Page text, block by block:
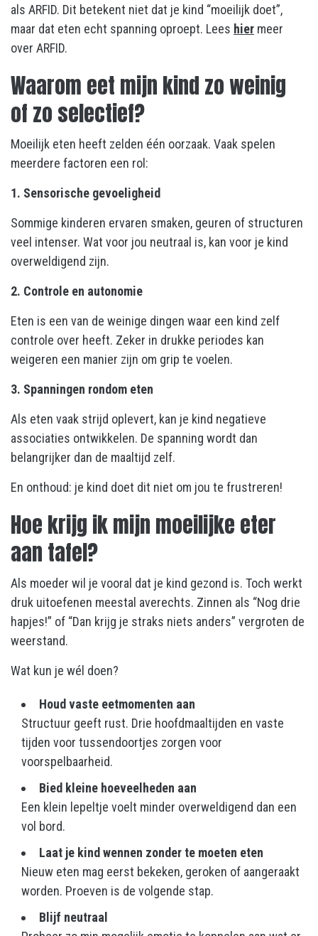
als ARFID. Dit betekent niet dat je kind “moeilijk doet”,
maar dat eten echt spanning oproept. Lees hier meer
over ARFID.
Waarom eet mijn kind zo weinig
of zo selectief?
Moeilijk eten heeft zelden één oorzaak. Vaak spelen
meerdere factoren een rol:
1. Sensorische gevoeligheid
Sommige kinderen ervaren smaken, geuren of structuren
veel intenser. Wat voor jou neutraal is, kan voor je kind
overweldigend zijn.
2. Controle en autonomie
Eten is een van de weinige dingen waar een kind zelf
controle over heeft. Zeker in drukke periodes kan
weigeren een manier zijn om grip te voelen.
3. Spanningen rondom eten
Als eten vaak strijd oplevert, kan je kind negatieve
associaties ontwikkelen. De spanning wordt dan
belangrijker dan de maaltijd zelf.
En onthoud: je kind doet dit niet om jou te frustreren!
Hoe krijg ik mijn moeilijke eter
aan tafel?
Als moeder wil je vooral dat je kind gezond is. Toch werkt
druk uitoefenen meestal averechts. Zinnen als “Nog drie
hapjes!” of “Dan krijg je straks niets anders” vergroten de
weerstand.
Wat kun je wél doen?
Houd vaste eetmomenten aan
Structuur geeft rust. Drie hoofdmaaltijden en vaste
tijden voor tussendoortjes zorgen voor
voorspelbaarheid.
Bied kleine hoeveelheden aan
Een klein lepeltje voelt minder overweldigend dan een
vol bord.
Laat je kind wennen zonder te moeten eten
Nieuw eten mag eerst bekeken, geroken of aangeraakt
worden. Proeven is de volgende stap.
Blijf neutraal